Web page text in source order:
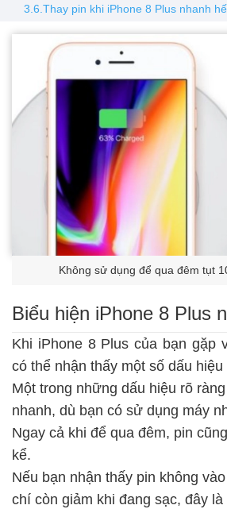
3.6.Thay pin khi iPhone 8 Plus nhanh
Không sử dụng để qua đêm tụt
Biểu hiện iPhone 8 Plus
Khi iPhone 8 Plus của bạn gặp
có thể nhận thấy một số dấu hiệu
Một trong những dấu hiệu rõ
nhanh, dù bạn có sử dụng máy
Ngay cả khi để qua đêm, pin
kể.
Nếu bạn nhận thấy pin không
chí còn giảm khi đang sạc, đây là